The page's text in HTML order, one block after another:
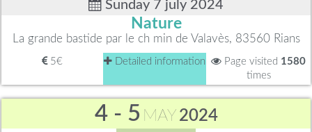
Sunday 7 july 2024
Nature
La grande bastide par le ch min de Valavès, 83560 Rians
5€ Detailed information Page visited 1580
times
4 - 5 MAY 2024